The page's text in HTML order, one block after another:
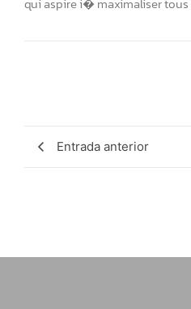
Entrada anterior